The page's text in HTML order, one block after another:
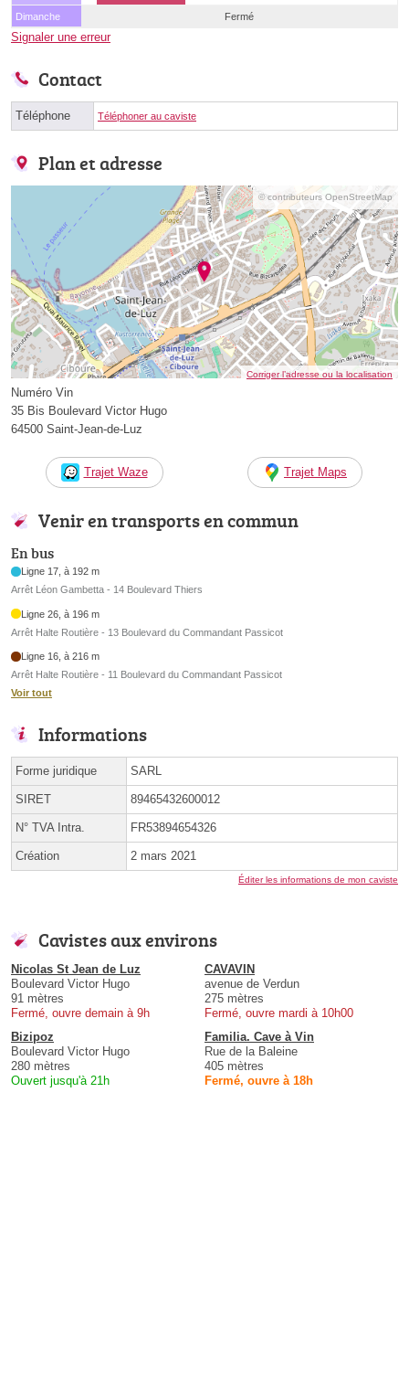
Dimanche
Fermé
Signaler une erreur
Contact
Téléphone Téléphoner au caviste
Plan et adresse
© contributeurs OpenStreetMap
Corriger l’adresse ou la localisation
Numéro Vin
35 Bis Boulevard Victor Hugo
64500 Saint-Jean-de-Luz
Trajet Waze Trajet Maps
Venir en transports en commun
En bus
Ligne 17, à 192 m
Arrêt Léon Gambetta - 14 Boulevard Thiers
Ligne 26, à 196 m
Arrêt Halte Routière - 13 Boulevard du Commandant Passicot
Ligne 16, à 216 m
Arrêt Halte Routière - 11 Boulevard du Commandant Passicot
Voir tout
Informations
Forme juridique SARL
SIRET 89465432600012
N° TVA Intra. FR53894654326
Création 2 mars 2021
Éditer les informations de mon caviste
Cavistes aux environs
Nicolas St Jean de Luz
Boulevard Victor Hugo
91 mètres
Fermé, ouvre demain à 9h
CAVAVIN
avenue de Verdun
275 mètres
Fermé, ouvre mardi à 10h00
Bizipoz
Boulevard Victor Hugo
280 mètres
Ouvert jusqu'à 21h
Familia. Cave à Vin
Rue de la Baleine
405 mètres
Fermé, ouvre à 18h